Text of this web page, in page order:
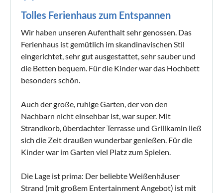
Tolles Ferienhaus zum Entspannen
Wir haben unseren Aufenthalt sehr genossen. Das
Ferienhaus ist gemütlich im skandinavischen Stil
eingerichtet, sehr gut ausgestattet, sehr sauber und
die Betten bequem. Für die Kinder war das Hochbett
besonders schön.
Auch der große, ruhige Garten, der von den
Nachbarn nicht einsehbar ist, war super. Mit
Strandkorb, überdachter Terrasse und Grillkamin ließ
sich die Zeit draußen wunderbar genießen. Für die
Kinder war im Garten viel Platz zum Spielen.
Die Lage ist prima: Der beliebte Weißenhäuser
Strand (mit großem Entertainment Angebot) ist mit